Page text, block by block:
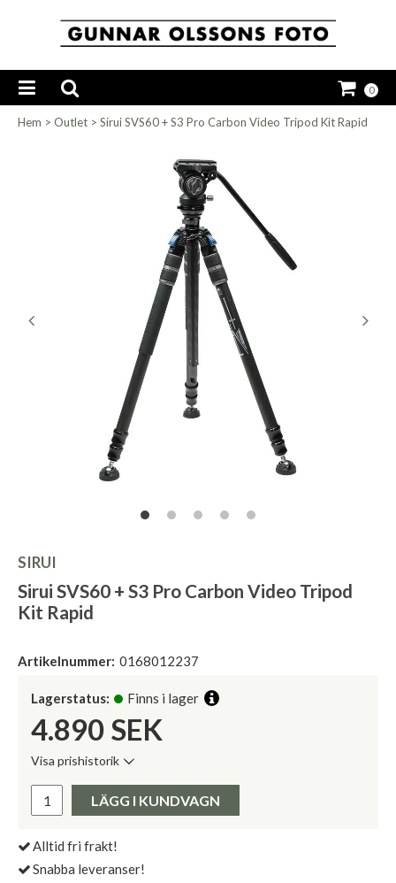
0
Hem > Outlet > Sirui SVS60 + S3 Pro Carbon Video Tripod Kit Rapid
SIRUI
Sirui SVS60 + S3 Pro Carbon Video Tripod
Kit Rapid
Artikelnummer: 0168012237
Lagerstatus: Finns i lager
4.890 SEK
Visa prishistorik
Pris:
LÄGG I KUNDVAGN
Alltid fri frakt!
Snabba leveranser!